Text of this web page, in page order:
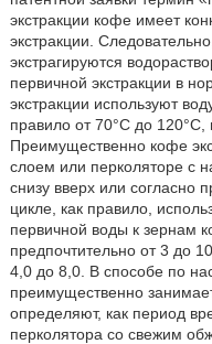
экстракции кофе имеет
экстракции.
экстрагируются
первичной экстракции в
экстракции используют
правило от 70°C до 120°C,
Преимущественно кофе
слоем или перколяторе с
снизу вверх или согласно
цикле, как правило,
первичной воды к зернам
предпочтительно от 3 до
4,0 до 8,0. В способе по
преимущественно
определяют, как период
перколятора со свежим